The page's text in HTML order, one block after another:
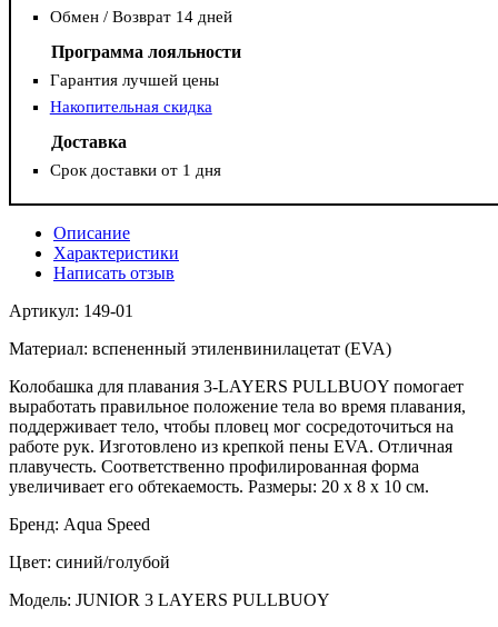
Обмен / Возврат 14 дней
Программа лояльности
Гарантия лучшей цены
Накопительная скидка
Доставка
Срок доставки от 1 дня
Описание
Характеристики
Написать отзыв
Артикул: 149-01
Материал: вспененный этиленвинилацетат (EVA)
Колобашка для плавания 3-LAYERS PULLBUOY помогает
выработать правильное положение тела во время плавания,
поддерживает тело, чтобы пловец мог сосредоточиться на
работе рук. Изготовлено из крепкой пены EVA. Отличная
плавучесть. Соответственно профилированная форма
увеличивает его обтекаемость. Размеры: 20 x 8 x 10 см.
Бренд: Aqua Speed
Цвет: синий/голубой
Модель: JUNIOR 3 LAYERS PULLBUOY